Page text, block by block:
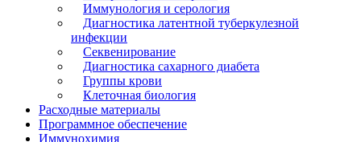
Иммунология и серология
Диагностика латентной туберкулезной
инфекции
Секвенирование
Диагностика сахарного диабета
Группы крови
Клеточная биология
Расходные материалы
Программное обеспечение
Иммунохимия